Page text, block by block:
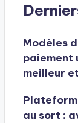
Modèles
paiement
meilleur
au sort :